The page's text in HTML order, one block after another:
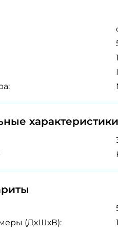
1
характеристики
(ДхШхВ):